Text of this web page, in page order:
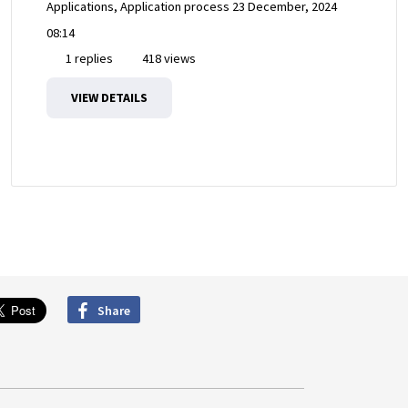
Applications, Application process 23 December, 2024
08:14
1 replies
418 views
VIEW DETAILS
Share